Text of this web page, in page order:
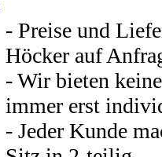
- Preise und
Höcker auf
- Wir bieten
immer erst
- Jeder Kunde